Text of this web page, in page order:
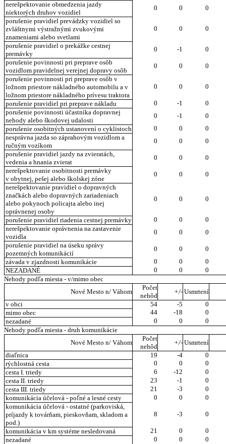
nerešpektovanie obmedzenia jazdy
niektorých druhov vozidiel
0 0
0
porušenie pravidiel prevádzky vozidiel so
zvláštnymi výstražnými zvukovými
znameniami alebo svetlami
0 0 0
porušenie pravidiel o prekážke cestnej
premávky
0 -1
0
porušenie povinnosti pri preprave osôb
vozidlom pravidelnej verejnej dopravy osôb
0 0
0
porušenie povinnosti pri preprave osôb v
ložnom priestore nákladného automobilu a v
ložnom priestore nákladného prívesu traktora
0 0 0
porušenie pravidiel pri preprave nákladu 0 -1
0
porušenie povinnosti účastníka dopravnej
nehody alebo škodovej udalosti
0 -1
0
porušenie osobitných ustanovení o cyklistoch
0 0
0
nesprávna jazda so záprahovým vozidlom a
ručným vozíkom
0 0
0
porušenie pravidiel jazdy na zvieratách,
vedenia a hnania zvierat
0 0
0
nerešpektovanie osobitnosti premávky
v obytnej, pešej alebo školskej zóne
0 0
0
nerešpektovanie pravidiel o dopravných
značkách alebo dopravných zariadeniach
alebo pokynoch policajta alebo inej
oprávnenej osoby
0 0 0
porušenie pravidiel riadenia cestnej premávky 0 0
0
nerešpektovanie oprávnenia na zastavenie
vozidla
0 0
0
porušenie pravidiel na úseku správy
pozemných komunikácií
0 0
0
závada v zjazdnosti komunikácie
0 0
0
NEZADANÉ
0 0
0
Nehody podľa miesta - v/mimo obec
Nové Mesto n/ Váhom
Počet
nehôd
+/- Usmrtení
v obci
54 -5
0
mimo obec
44 -18
0
nezadané
0 0
0
Nehody podľa miesta - druh komunikácie
Nové Mesto n/ Váhom
Počet
nehôd
+/- Usmrtení
diaľnica
19 -4
0
rýchlostná cesta
0 0
0
cesta I. triedy
6 -12
0
cesta II. triedy
23 -1
0
cesta III. triedy
21 -3
0
komunikácia účelová - poľné a lesné cesty
0 0
0
komunikácia účelová - ostatné (parkoviská,
príjazdy k továrňam, pieskovňam, skladom a
pod.)
8 -3 0
komunikácia v km systéme nesledovaná 21 0
0
nezadané
0 0
0